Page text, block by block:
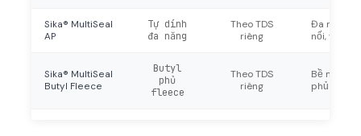
Sika® MultiSeal
AP
Tự dính
đa năng
Theo TDS
riêng
Đa năng
nối, vết nứt
Sika® MultiSeal
Butyl Fleece
Butyl
phủ
fleece
Theo TDS
riêng
Bề mặt
phủ đồng